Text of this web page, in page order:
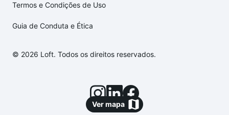
Ver mapa
Termos e Condições de Uso
Guia de Conduta e Ética
© 2026 Loft. Todos os direitos reservados.